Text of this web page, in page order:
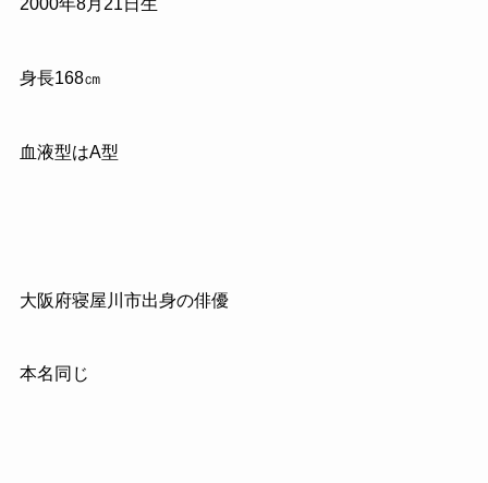
2000年8月 21 日生
身長168㎝
血液型はA型
大阪府寝屋川市出身の俳優
本名同じ